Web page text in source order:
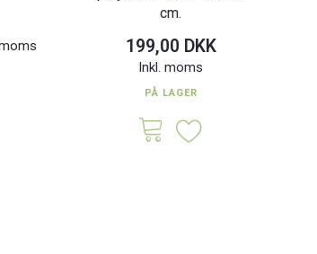
cm.
199,00 DKK
Inkl. moms
PÅ LAGER